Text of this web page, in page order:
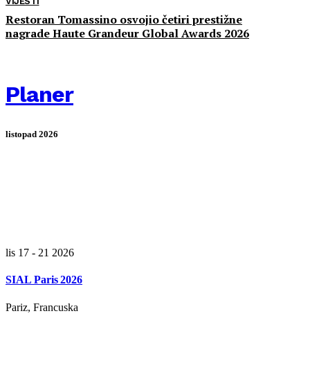
Restoran Tomassino osvojio četiri prestižne
nagrade Haute Grandeur Global Awards 2026
Planer
listopad 2026
lis 17 - 21 2026
SIAL Paris 2026
Pariz, Francuska